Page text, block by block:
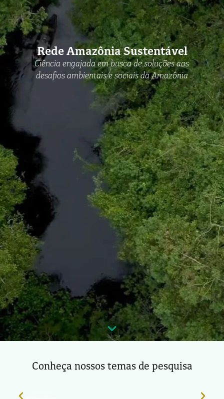
Rede Amazônia Sustentável
Ciência engajada em busca de soluções aos
desafios ambientais e sociais da Amazônia
Conheça nossos temas de pesquisa